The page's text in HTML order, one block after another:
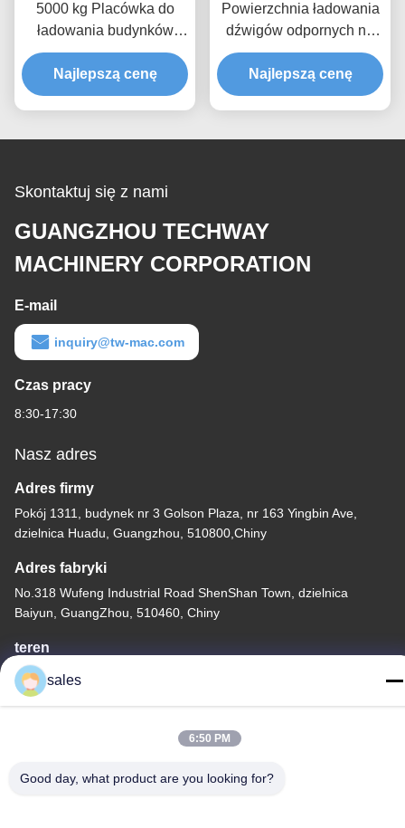
5000 kg Placówka do
ładowania budynków
Galwanizacja gorąca
MLP4200
Najlepszą cenę
Powierzchnia ładowania
dźwigów odpornych na
rdzew 3200 mm
Najlepszą cenę
Skontaktuj się z nami
GUANGZHOU TECHWAY
MACHINERY CORPORATION
E-mail
inquiry@tw-mac.com
Czas pracy
8:30-17:30
Nasz adres
Adres firmy
Pokój 1311, budynek nr 3 Golson Plaza, nr 163 Yingbin Ave,
dzielnica Huadu, Guangzhou, 510800,Chiny
Adres fabryki
No.318 Wufeng Industrial Road ShenShan Town, dzielnica
Baiyun, GuangZhou, 510460, Chiny
teren
86-20-36969420
Chiny Dobra jakość Podnoszenie na placu budowy Sprzedawca.
sales
6:50 PM
Good day, what product are you looking for?